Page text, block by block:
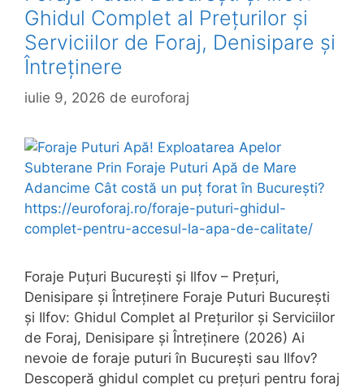
Ghidul Complet al Prețurilor și
Serviciilor de Foraj, Denisipare și
Întreținere
iulie 9, 2026 de euroforaj
Foraje Puțuri București și Ilfov – Prețuri,
Denisipare și Întreținere Foraje Puturi București
și Ilfov: Ghidul Complet al Prețurilor și Serviciilor
de Foraj, Denisipare și Întreținere (2026) Ai
nevoie de foraje puturi în București sau Ilfov?
Descoperă ghidul complet cu prețuri pentru foraj